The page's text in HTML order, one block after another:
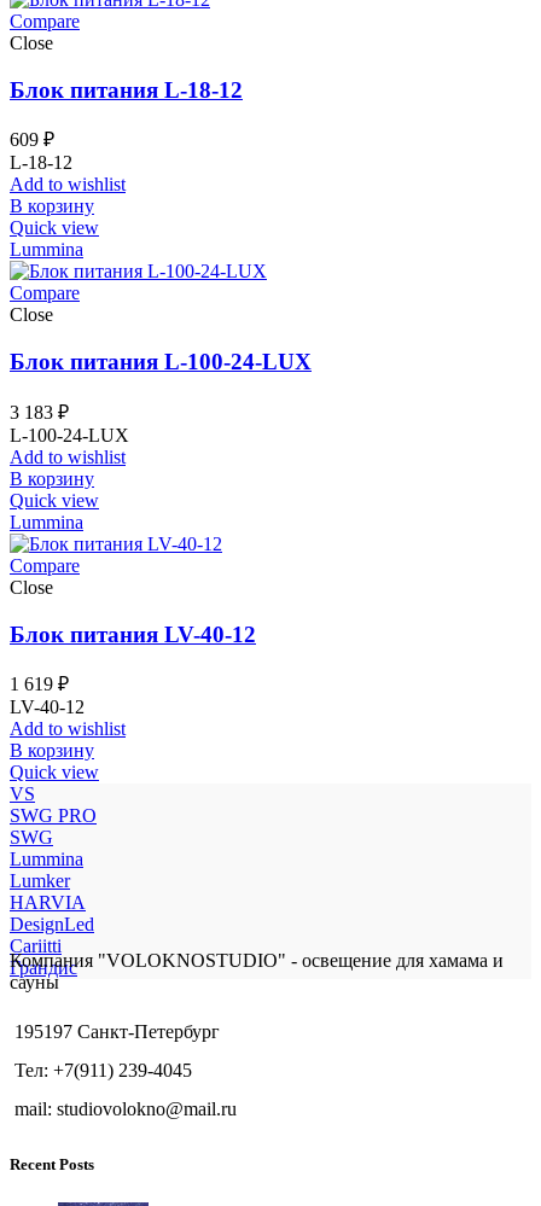
Compare
Close
Блок питания L-18-12
609 ₽
L-18-12
Add to wishlist
В корзину
Quick view
Lummina
Compare
Close
Блок питания L-100-24-LUX
3 183 ₽
L-100-24-LUX
Add to wishlist
В корзину
Quick view
Lummina
Compare
Close
Блок питания LV-40-12
1 619 ₽
LV-40-12
Add to wishlist
В корзину
Quick view
VS
SWG PRO
SWG
Lummina
Lumker
HARVIA
DesignLed
Cariitti
Грандис
Компания "VOLOKNOSTUDIO" - освещение для хамама и
сауны
195197 Санкт-Петербург
Тел: +7(911) 239-4045
mail: studiovolokno@mail.ru
Recent Posts